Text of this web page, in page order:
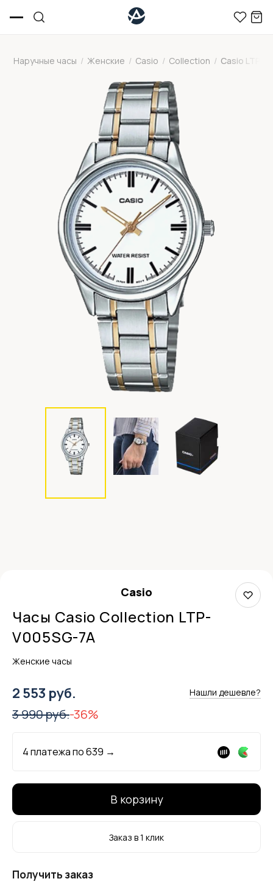
Наручные часы / Женские / Casio / Collection / Casio LTP-
Casio
Часы Casio Collection LTP-
V005SG-7A
Женские часы
2 553 руб. Нашли дешевле?
3 990 руб.-36%
4 платежа по639 →
В корзину
Заказ в 1 клик
Получить заказ